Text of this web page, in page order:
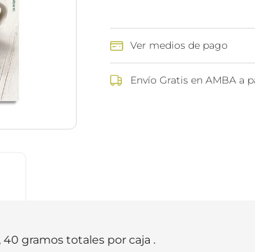
Ver medios de pago
Envío Gratis en AMBA a
gramos totales por caja .